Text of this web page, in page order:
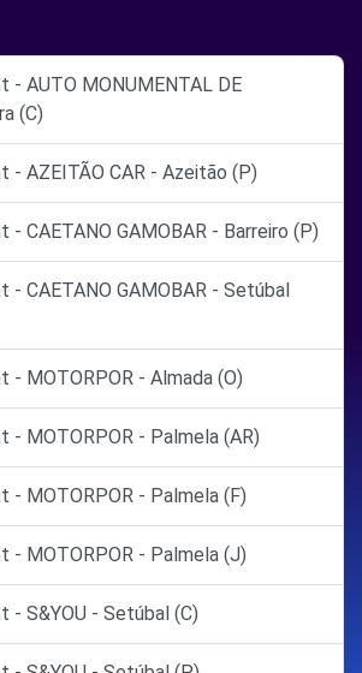
- AUTO MONUMENTAL DE
(C)
- AZEITÃO CAR - Azeitão (P)
- CAETANO GAMOBAR - Barreiro (P)
- CAETANO GAMOBAR - Setúbal
- MOTORPOR - Almada (O)
- MOTORPOR - Palmela (AR)
- MOTORPOR - Palmela (F)
- MOTORPOR - Palmela (J)
- S&YOU - Setúbal (C)